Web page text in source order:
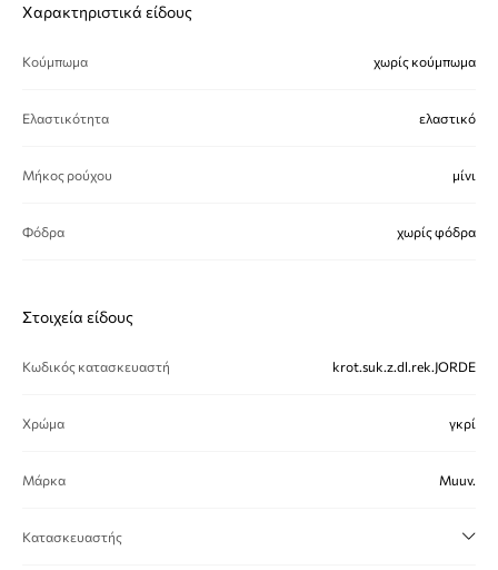
Χαρακτηριστικά είδους
Κούμπωμα χωρίς κούμπωμα
Ελαστικότητα ελαστικό
Μήκος ρούχου μίνι
Φόδρα χωρίς φόδρα
Στοιχεία είδους
Κωδικός κατασκευαστή krot.suk.z.dl.rek.JORDE
Χρώμα γκρί
Μάρκα Muuv.
Κατασκευαστής